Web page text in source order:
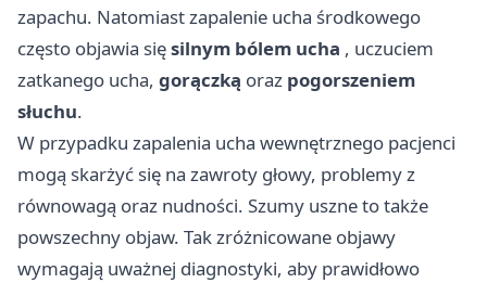
zapachu. Natomiast zapalenie ucha środkowego
często objawia sięsilnym bólem ucha , uczuciem
zatkanego ucha, gorączką oraz pogorszeniem
słuchu.
W przypadku zapalenia ucha wewnętrznego pacjenci
mogą skarżyć się na zawroty głowy, problemy z
równowagą oraz nudności. Szumy uszne to także
powszechny objaw. Tak zróżnicowane objawy
wymagają uważnej diagnostyki, aby prawidłowo